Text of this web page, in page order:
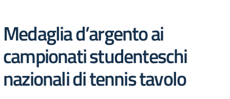
Medaglia d’argento ai
campionati studenteschi
nazionali di tennis tavolo